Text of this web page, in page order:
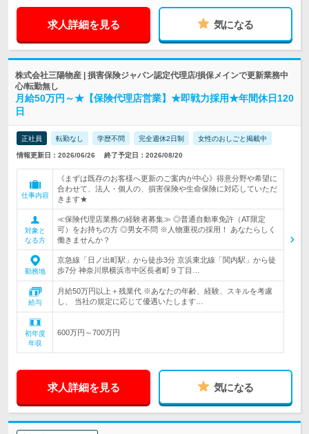
求人詳細を見る 気になる
株式会社三陽物産 | 損害保険ジャパン認定代理店/損保メインで更新業務中
心/転勤無し
月給50万円～★【保険代理店営業】★即戦力採用★年間休日120
日
正社員 転勤なし 学歴不問 完全週休2日制 女性のおしごと掲載中
情報更新日：2026/06/26 終了予定日：2026/08/20
仕事内容
《まずは既存のお客様へ更新のご案内が中心》得意分野や希望に
合わせて、法人・個人の、損害保険や生命保険に対応していただ
きます★
対象と
なる方
≪保険代理店業務の経験者募集≫ ◎普通自動車免許（AT限定
可）をお持ちの方 ◎男女不問 ※人物重視の採用！ あなたらしく
働きませんか？
勤務地
京急線「日ノ出町駅」から徒歩3分 京浜東北線「関内駅」から徒
歩7分 神奈川県横浜市中区長者町９丁目…
給与
月給50万円以上＋残業代 ※あなたの年齢、経験、スキルを考慮
し、 当社の規定に応じて優遇いたします…
初年度
年収
600万円～700万円
求人詳細を見る 気になる